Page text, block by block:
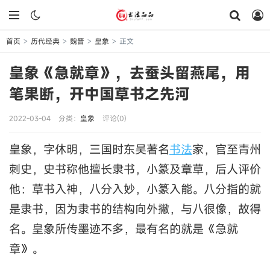
首页 > 历代经典 > 魏晋 > 皇象 > 正文
皇象《急就章》，去蚕头留燕尾，用
笔果断，开中国草书之先河
2022-03-04 分类： 皇象 评论(0)
皇象，字休明，三国时东吴著名书法家，官至青州
刺史，史书称他擅长隶书，小篆及章草，后人评价
他：草书入神，八分入妙，小篆入能。八分指的就
是隶书，因为隶书的结构向外撇，与八很像，故得
名。皇象所传墨迹不多，最有名的就是《急就
章》。